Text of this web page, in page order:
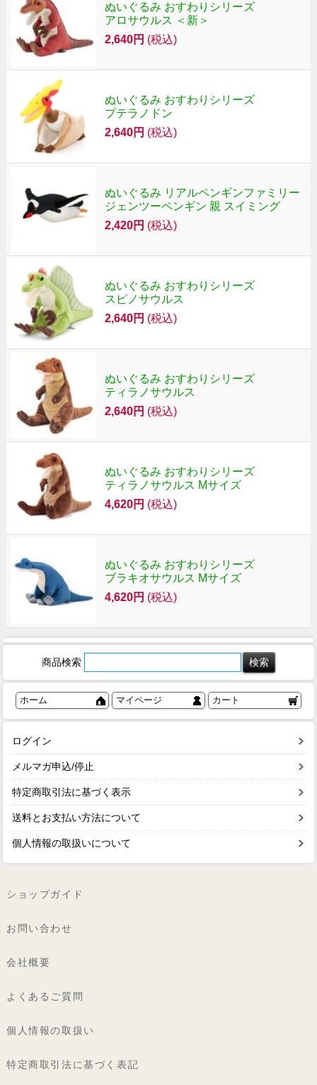
ぬいぐるみ おすわりシリーズ
アロサウルス ＜新＞
2,640円 (税込)
ぬいぐるみ おすわりシリーズ
プテラノドン
2,640円 (税込)
ぬいぐるみ リアルペンギンファミリー
ジェンツーペンギン 親 スイミング
2,420円 (税込)
ぬいぐるみ おすわりシリーズ
スピノサウルス
2,640円 (税込)
ぬいぐるみ おすわりシリーズ
ティラノサウルス
2,640円 (税込)
ぬいぐるみ おすわりシリーズ
ティラノサウルス Mサイズ
4,620円 (税込)
ぬいぐるみ おすわりシリーズ
ブラキオサウルス Mサイズ
4,620円 (税込)
商品検索
ホーム マイページ カート
ログイン
メルマガ申込/停止
特定商取引法に基づく表示
送料とお支払い方法について
個人情報の取扱いについて
ショップガイド
お問い合わせ
会社概要
よくあるご質問
個人情報の取扱い
特定商取引法に基づく表記